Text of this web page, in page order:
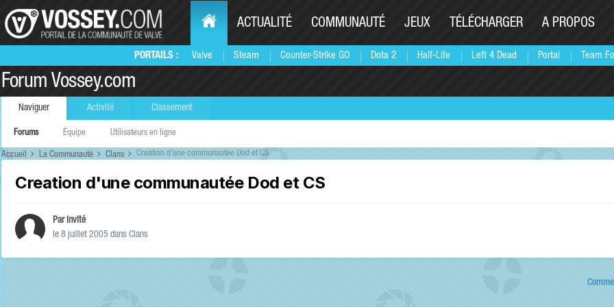
PORTAILS : Valve Steam Counter-Strike GO Dota 2 Half-Life Left 4 Dead Portal Team
ACTUALITÉ COMMUNAUTÉ JEUX TÉLÉCHARGER A PROPOS
Forum Vossey.com
Naviguer
Forums Équipe Utilisateurs en ligne
Activité Classement
Accueil La Communauté Clans Creation d'une communautée Dod et CS
Creation d'une communautée Dod et CS
Par Invité
le 8 juillet 2005 dans Clans